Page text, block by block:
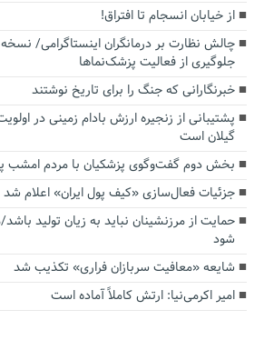
از خیابان انسجام تا افتراق!
چالش نظارت بر درمانگران اینستاگرامی/
جلوگیری از فعالیت پزشک‌نماها
خبرنگارانی که جنگ را برای تاریخ نوشتند
پشتیبانی از زنجیره ارزش بادام زمینی در
گیلان است
بخش دوم گفت‌وگوی پزشکیان با مردم
جزئیات فعال‌سازی «کیف پول ایران» اعلام شد
حمایت از مرزنشینان نباید به زیان تولید باشد/
شود
شایعه «معافیت سربازان فراری» تکذیب شد
امیر اکرمی‌نیا: ارتش کاملاً آماده است